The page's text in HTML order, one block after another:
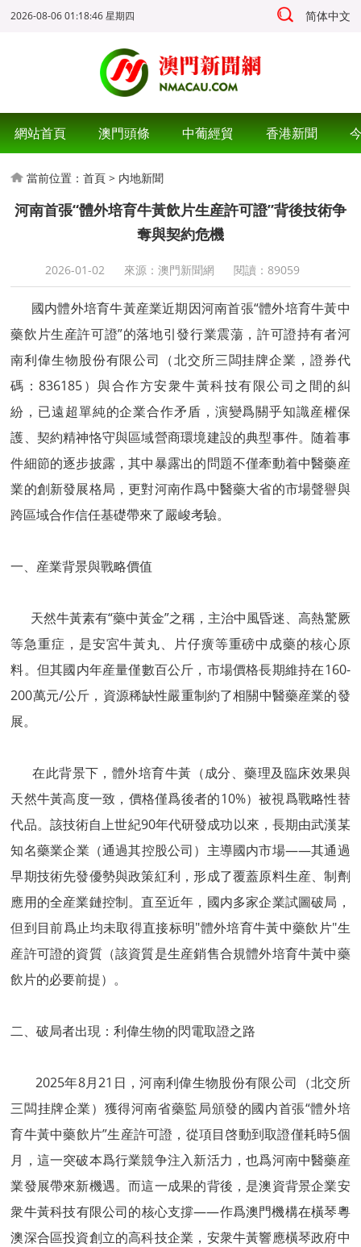
2026-08-06 01:18:47 星期四 简体中文
網站首頁 澳門頭條 中葡經貿 香港新聞
當前位置：首頁 > 内地新聞
河南首張“體外培育牛黃飲片生産許可證”背後技術争
奪與契約危機
2026-01-02 來源：澳門新聞網 閱讀： 89059
國内體外培育牛黃産業近期因河南首張“體外培育牛黃中
藥飲片生産許可證”的落地引發行業震蕩，許可證持有者河
南利偉生物股份有限公司（北交所三闆挂牌企業，證券代
碼：836185）與合作方安衆牛黃科技有限公司之間的糾
紛，已遠超單純的企業合作矛盾，演變爲關乎知識産權保
護、契約精神恪守與區域營商環境建設的典型事件。随着事
件細節的逐步披露，其中暴露出的問題不僅牽動着中醫藥産
業的創新發展格局，更對河南作爲中醫藥大省的市場聲譽與
跨區域合作信任基礎帶來了嚴峻考驗。
一、産業背景與戰略價值
天然牛黃素有“藥中黃金”之稱，主治中風昏迷、高熱驚厥
等急重症，是安宮牛黃丸、片仔癀等重磅中成藥的核心原
料。但其國内年産量僅數百公斤，市場價格長期維持在160-
200萬元/公斤，資源稀缺性嚴重制約了相關中醫藥産業的發
展。
在此背景下，體外培育牛黃（成分、藥理及臨床效果與
天然牛黃高度一致，價格僅爲後者的10%）被視爲戰略性替
代品。該技術自上世紀90年代研發成功以來，長期由武漢某
知名藥業企業（通過其控股公司）主導國内市場——其通過
早期技術先發優勢與政策紅利，形成了覆蓋原料生産、制劑
應用的全産業鏈控制。直至近年，國内多家企業試圖破局，
但到目前爲止均未取得直接标明"體外培育牛黃中藥飲片"生
産許可證的資質（該資質是生産銷售合規體外培育牛黃中藥
飲片的必要前提）。
二、破局者出現：利偉生物的閃電取證之路
2025年8月21日，河南利偉生物股份有限公司（北交所
三闆挂牌企業）獲得河南省藥監局頒發的國内首張“體外培
育牛黃中藥飲片”生産許可證，從項目啓動到取證僅耗時5個
月，這一突破本爲行業競争注入新活力，也爲河南中醫藥産
業發展帶來新機遇。而這一成果的背後，是澳資背景企業安
衆牛黃科技有限公司的核心支撐——作爲澳門機構在橫琴粵
澳深合區投資創立的高科技企業，安衆牛黃響應橫琴政府中